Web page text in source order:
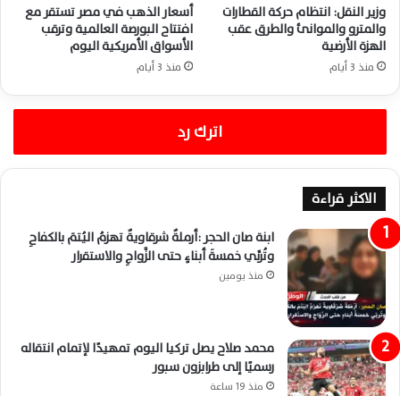
وزير النقل: انتظام حركة القطارات
والمترو والموانئ والطرق عقب
الهزة الأرضية
منذ 3 أيام
أسعار الذهب في مصر تستقر مع
افتتاح البورصة العالمية وترقب
الأسواق الأمريكية اليوم
منذ 3 أيام
اترك رد
الاكثر قراءة
ابنة صان الحجر :أرملةٌ شرقاويةٌ تهزمُ اليُتمَ بالكفاحِ
وتُربِّي خمسةَ أبناءٍ حتى الزَّواجِ والاستقرار
منذ يومين
محمد صلاح يصل تركيا اليوم تمهيدًا لإتمام انتقاله
رسميًا إلى طرابزون سبور
منذ 19 ساعة